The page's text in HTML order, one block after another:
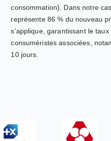
consommation). Dans notre
représente 86 % du nouveau
s’applique, garantissant le
consuméristes associées,
10 jours.